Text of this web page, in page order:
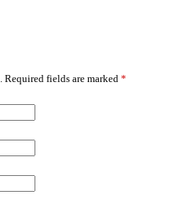
Required fields are marked *